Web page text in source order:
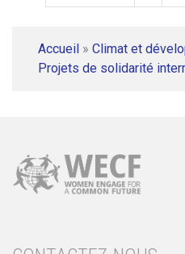
Accueil » Climat et
Projets de solidarité